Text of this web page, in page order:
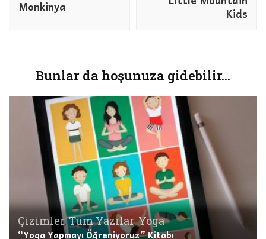
Monkinya
Kids
Bunlar da hoşunuza gidebilir...
Çizimler,Tüm Yazılar,Yoga
“Yoga Yapmayı Öğreniyoruz” Kitabı